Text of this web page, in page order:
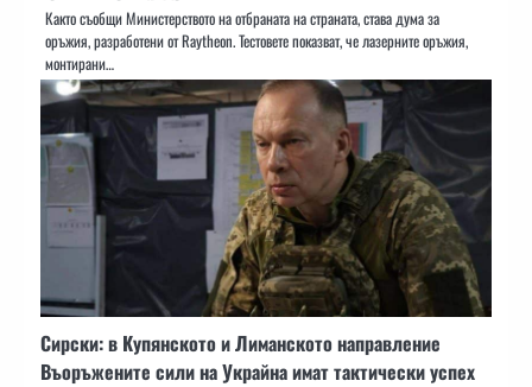
Както съобщи Министерството на отбраната на страната, става дума за
оръжия, разработени от Raytheon. Тестовете показват, че лазерните оръжия,
монтирани…
Сирски: в Купянското и Лиманското направление
Въоръжените сили на Украйна имат тактически успех